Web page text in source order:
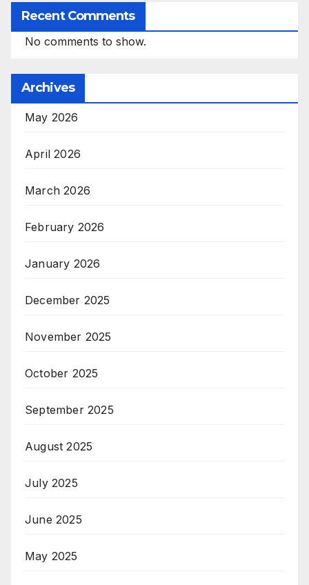
Recent Comments
No comments to show.
Archives
May 2026
April 2026
March 2026
February 2026
January 2026
December 2025
November 2025
October 2025
September 2025
August 2025
July 2025
June 2025
May 2025